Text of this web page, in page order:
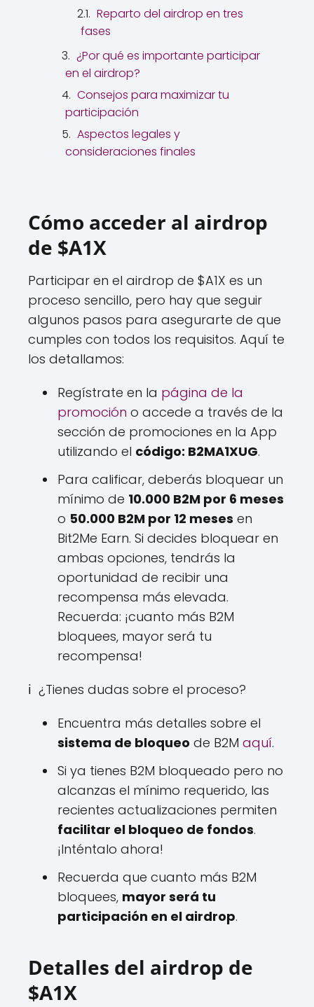
Reparto del airdrop en tres
fases
¿Por qué es importante participar
en el airdrop?
Consejos para maximizar tu
participación
Aspectos legales y
consideraciones finales
Cómo acceder al airdrop
de $A1X
Participar en el airdrop de $A1X es un
proceso sencillo, pero hay que seguir
algunos pasos para asegurarte de que
cumples con todos los requisitos. Aquí te
los detallamos:
Regístrate en la página de la
promoción o accede a través de la
sección de promociones en la App
utilizando el código: B2MA1XUG.
Para calificar, deberás bloquear un
mínimo de 10.000 B2M por 6 meses
o 50.000 B2M por 12 meses en
Bit2Me Earn. Si decides bloquear en
ambas opciones, tendrás la
oportunidad de recibir una
recompensa más elevada.
Recuerda: ¡cuanto más B2M
bloquees, mayor será tu
recompensa!
ℹ️ ¿Tienes dudas sobre el proceso?
Encuentra más detalles sobre el
sistema de bloqueo de B2M aquí.
Si ya tienes B2M bloqueado pero no
alcanzas el mínimo requerido, las
recientes actualizaciones permiten
facilitar el bloqueo de fondos.
¡Inténtalo ahora!
Recuerda que cuanto más B2M
bloquees, mayor será tu
participación en el airdrop.
Detalles del airdrop de
$A1X